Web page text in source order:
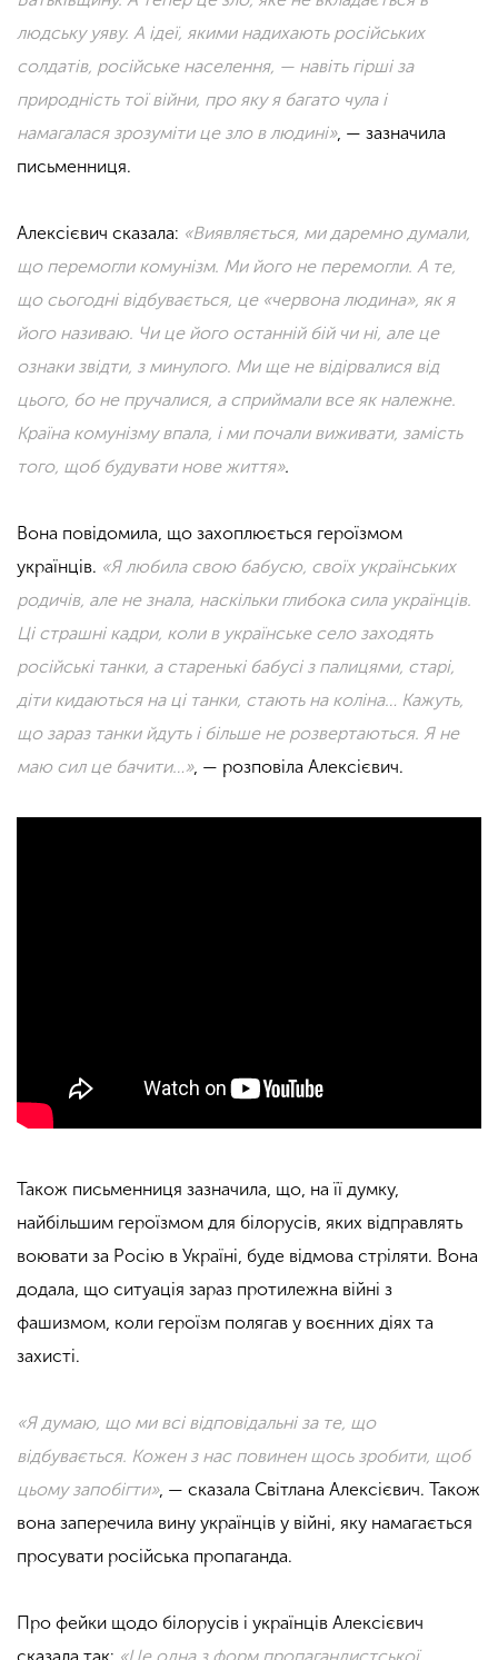
людську уяву. А ідеї, якими надихають російських
солдатів, російське населення, — навіть гірші за
природність тої війни, про яку я багато чула і
намагалася зрозуміти це зло в людині», — зазначила
письменниця.
Алексієвич сказала: «Виявляється, ми даремно думали,
що перемогли комунізм. Ми його не перемогли. А те,
що сьогодні відбувається, це «червона людина», як я
його називаю. Чи це його останній бій чи ні, але це
ознаки звідти, з минулого. Ми ще не відірвалися від
цього, бо не пручалися, а сприймали все як належне.
Країна комунізму впала, і ми почали виживати, замість
того, щоб будувати нове життя».
Вона повідомила, що захоплюється героїзмом
українців. «Я любила свою бабусю, своїх українських
родичів, але не знала, наскільки глибока сила українців.
Ці страшні кадри, коли в українське село заходять
російські танки, а старенькі бабусі з палицями, старі,
діти кидаються на ці танки, стають на коліна… Кажуть,
що зараз танки йдуть і більше не розвертаються. Я не
маю сил це бачити…», — розповіла Алексієвич.
Також письменниця зазначила, що, на її думку,
найбільшим героїзмом для білорусів, яких відправлять
воювати за Росію в Україні, буде відмова стріляти. Вона
додала, що ситуація зараз протилежна війні з
фашизмом, коли героїзм полягав у воєнних діях та
захисті.
«Я думаю, що ми всі відповідальні за те, що
відбувається. Кожен з нас повинен щось зробити, щоб
цьому запобігти», — сказала Світлана Алексієвич. Також
вона заперечила вину українців у війні, яку намагається
просувати російська пропаганда.
Про фейки щодо білорусів і українців Алексієвич